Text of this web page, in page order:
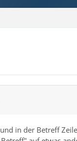
in der Betreff